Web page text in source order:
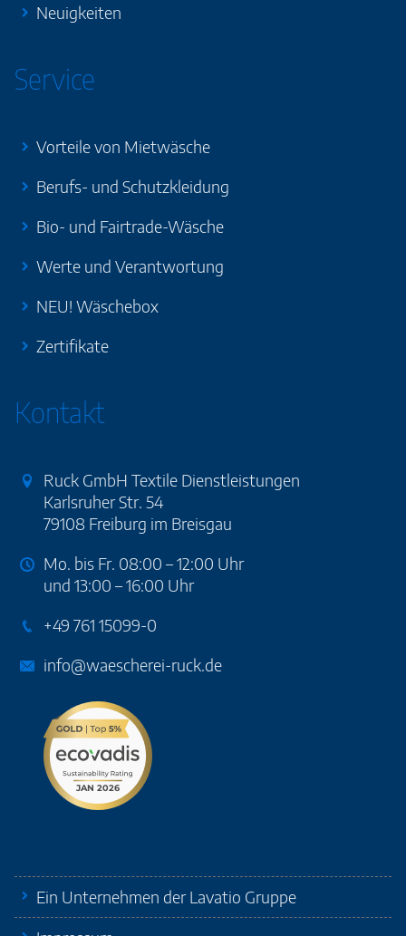
Neuigkeiten
Service
Vorteile von Mietwäsche
Berufs- und Schutzkleidung
Bio- und Fairtrade-Wäsche
Werte und Verantwortung
NEU! Wäschebox
Zertifikate
Kontakt
Ruck GmbH Textile Dienstleistungen
Karlsruher Str. 54
79108 Freiburg im Breisgau
Mo. bis Fr. 08:00 – 12:00 Uhr
und 13:00 – 16:00 Uhr
+49 761 15099-0
info@waescherei-ruck.de
Ein Unternehmen der Lavatio Gruppe